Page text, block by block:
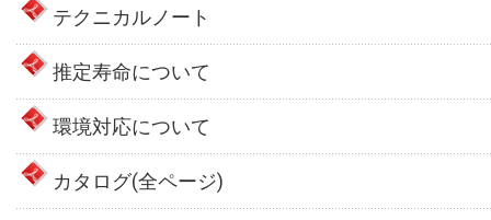
テクニカルノート
推定寿命について
環境対応について
カタログ(全ページ)